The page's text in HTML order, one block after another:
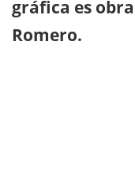
gráfica es
Romero.